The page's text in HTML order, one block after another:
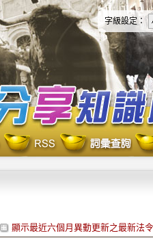
字級設定：
顯示最近六個月異動更新之最新法